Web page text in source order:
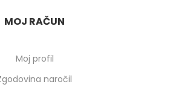
MOJ RAČUN
Moj profil
naročil